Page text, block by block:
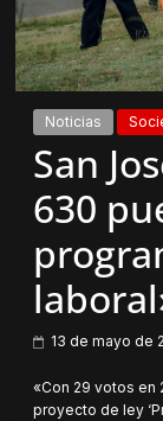
Noticias
San
630
13 de mayo de
«Con 29 votos en
proyecto de ley